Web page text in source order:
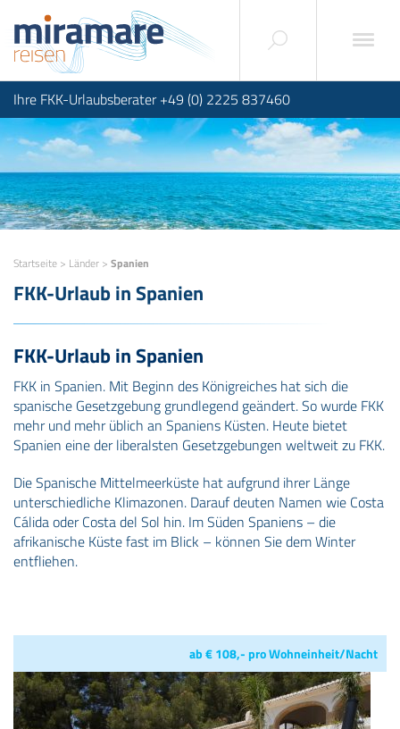
Ihre FKK-Urlaubsberater +49 (0) 2225 837460
Startseite > Länder > Spanien
FKK-Urlaub in Spanien
FKK-Urlaub in Spanien
FKK in Spanien. Mit Beginn des Königreiches hat sich die
spanische Gesetzgebung grundlegend geändert. So wurde FKK
mehr und mehr üblich an Spaniens Küsten. Heute bietet
Spanien eine der liberalsten Gesetzgebungen weltweit zu FKK.
Die Spanische Mittelmeerküste hat aufgrund ihrer Länge
unterschiedliche Klimazonen. Darauf deuten Namen wie Costa
Cálida oder Costa del Sol hin. Im Süden Spaniens – die
afrikanische Küste fast im Blick – können Sie dem Winter
entfliehen.
ab € 108,- pro Wohneinheit/Nacht